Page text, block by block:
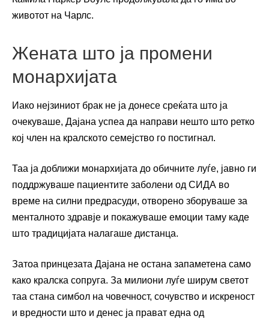
животот на Чарлс.
Жената што ја промени
монархијата
Иако нејзиниот брак не ја донесе среќата што ја
очекуваше, Дајана успеа да направи нешто што ретко
кој член на кралското семејство го постигнал.
Таа ја доближи монархијата до обичните луѓе, јавно ги
поддржуваше пациентите заболени од СИДА во
време на силни предрасуди, отворено зборуваше за
менталното здравје и покажуваше емоции таму каде
што традицијата налагаше дистанца.
Затоа принцезата Дајана не остана запаметена само
како кралска сопруга. За милиони луѓе ширум светот
таа стана симбол на човечност, сочувство и искреност
и вредности што и денес ја прават една од